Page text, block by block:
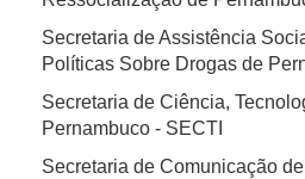
Secretaria de Assistência
Políticas Sobre Drogas de
Secretaria de Ciência,
Pernambuco - SECTI
Secretaria de Comunicação